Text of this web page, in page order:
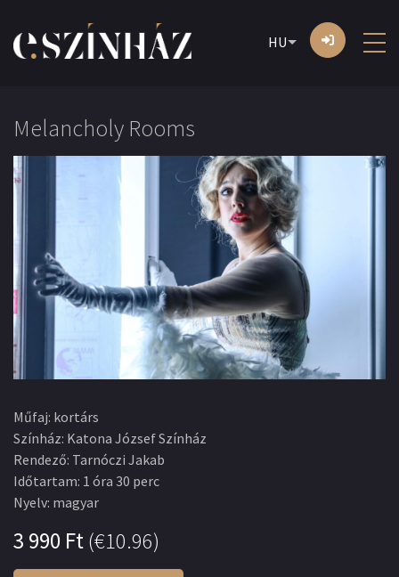
HU
Melancholy Rooms
Műfaj: kortárs
Színház: Katona József Színház
Rendező: Tarnóczi Jakab
Időtartam: 1 óra 30 perc
Nyelv: magyar
3 990 Ft(€10.96)